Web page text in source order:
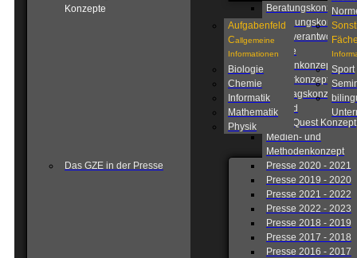
Konzepte
Beratungskonzept
Betreuungskonzept
Eigenverantwortliche
Schule
Fahrtenkonzept
Förderkonzept
Ganztagskonzept
Leitbild
Lions Quest Konzept
Medien- und
Methodenkonzept
Das GZE in der Presse
Presse 2020 - 2021
Presse 2019 - 2020
Presse 2021 - 2022
Presse 2022 - 2023
Presse 2018 - 2019
Presse 2017 - 2018
Presse 2016 - 2017
Aufgabenfeld
Callgemeine
Informationen
Biologie
Chemie
Informatik
Mathematik
Physik
Sport